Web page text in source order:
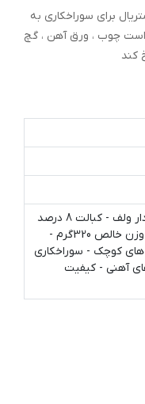
برای سوراخکاری به
است چوب ، ورق آهن ، گچ
کند
- مته گردبر کبالت دار ولف - کبالت 8 درصد
- سایز 90 میلیمتر - وزن خالص 320گرم -
های کوچک - سوراخکاری
آهنی - کیفیت